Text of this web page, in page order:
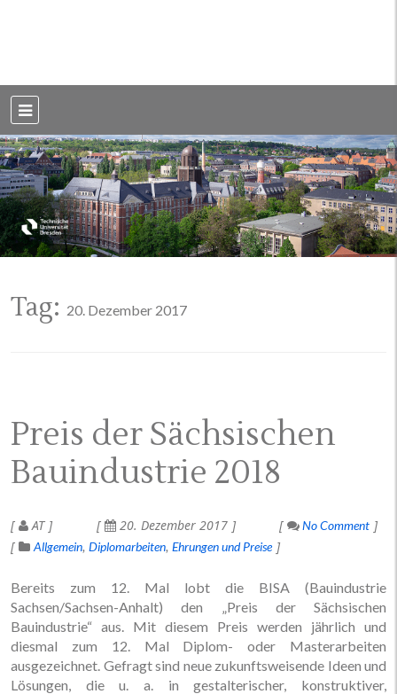
Dresden
Tag: 20. Dezember 2017
Preis der Sächsischen
Bauindustrie 2018
AT 20. Dezember 2017
No Comment
Allgemein Diplomarbeiten Ehrungen und Preise
Bereits zum 12. Mal lobt die BISA (Bauindustrie
Sachsen/Sachsen-Anhalt) den „Preis der Sächsischen
Bauindustrie“ aus. Mit diesem Preis werden jährlich und
diesmal zum 12. Mal Diplom- oder Masterarbeiten
ausgezeichnet. Gefragt sind neue zukunftsweisende Ideen und
Lösungen, die u. a. in gestalterischer, konstruktiver,